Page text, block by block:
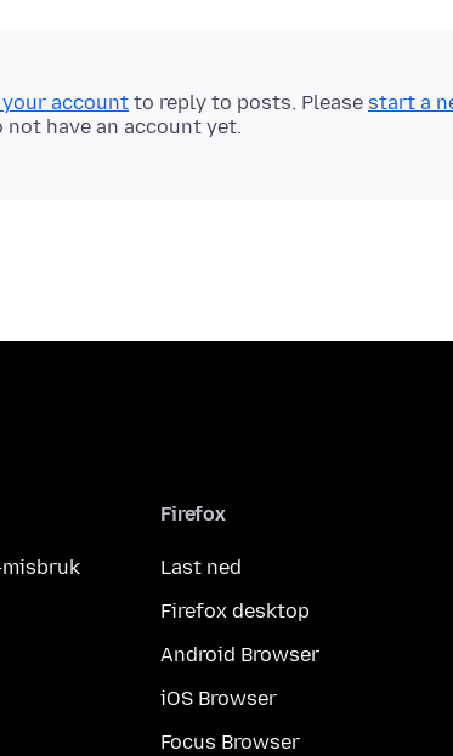
account to reply to posts. Please start a
not have an account yet.
misbruk
Firefox
Last ned
Firefox desktop
Android Browser
iOS Browser
Focus Browser